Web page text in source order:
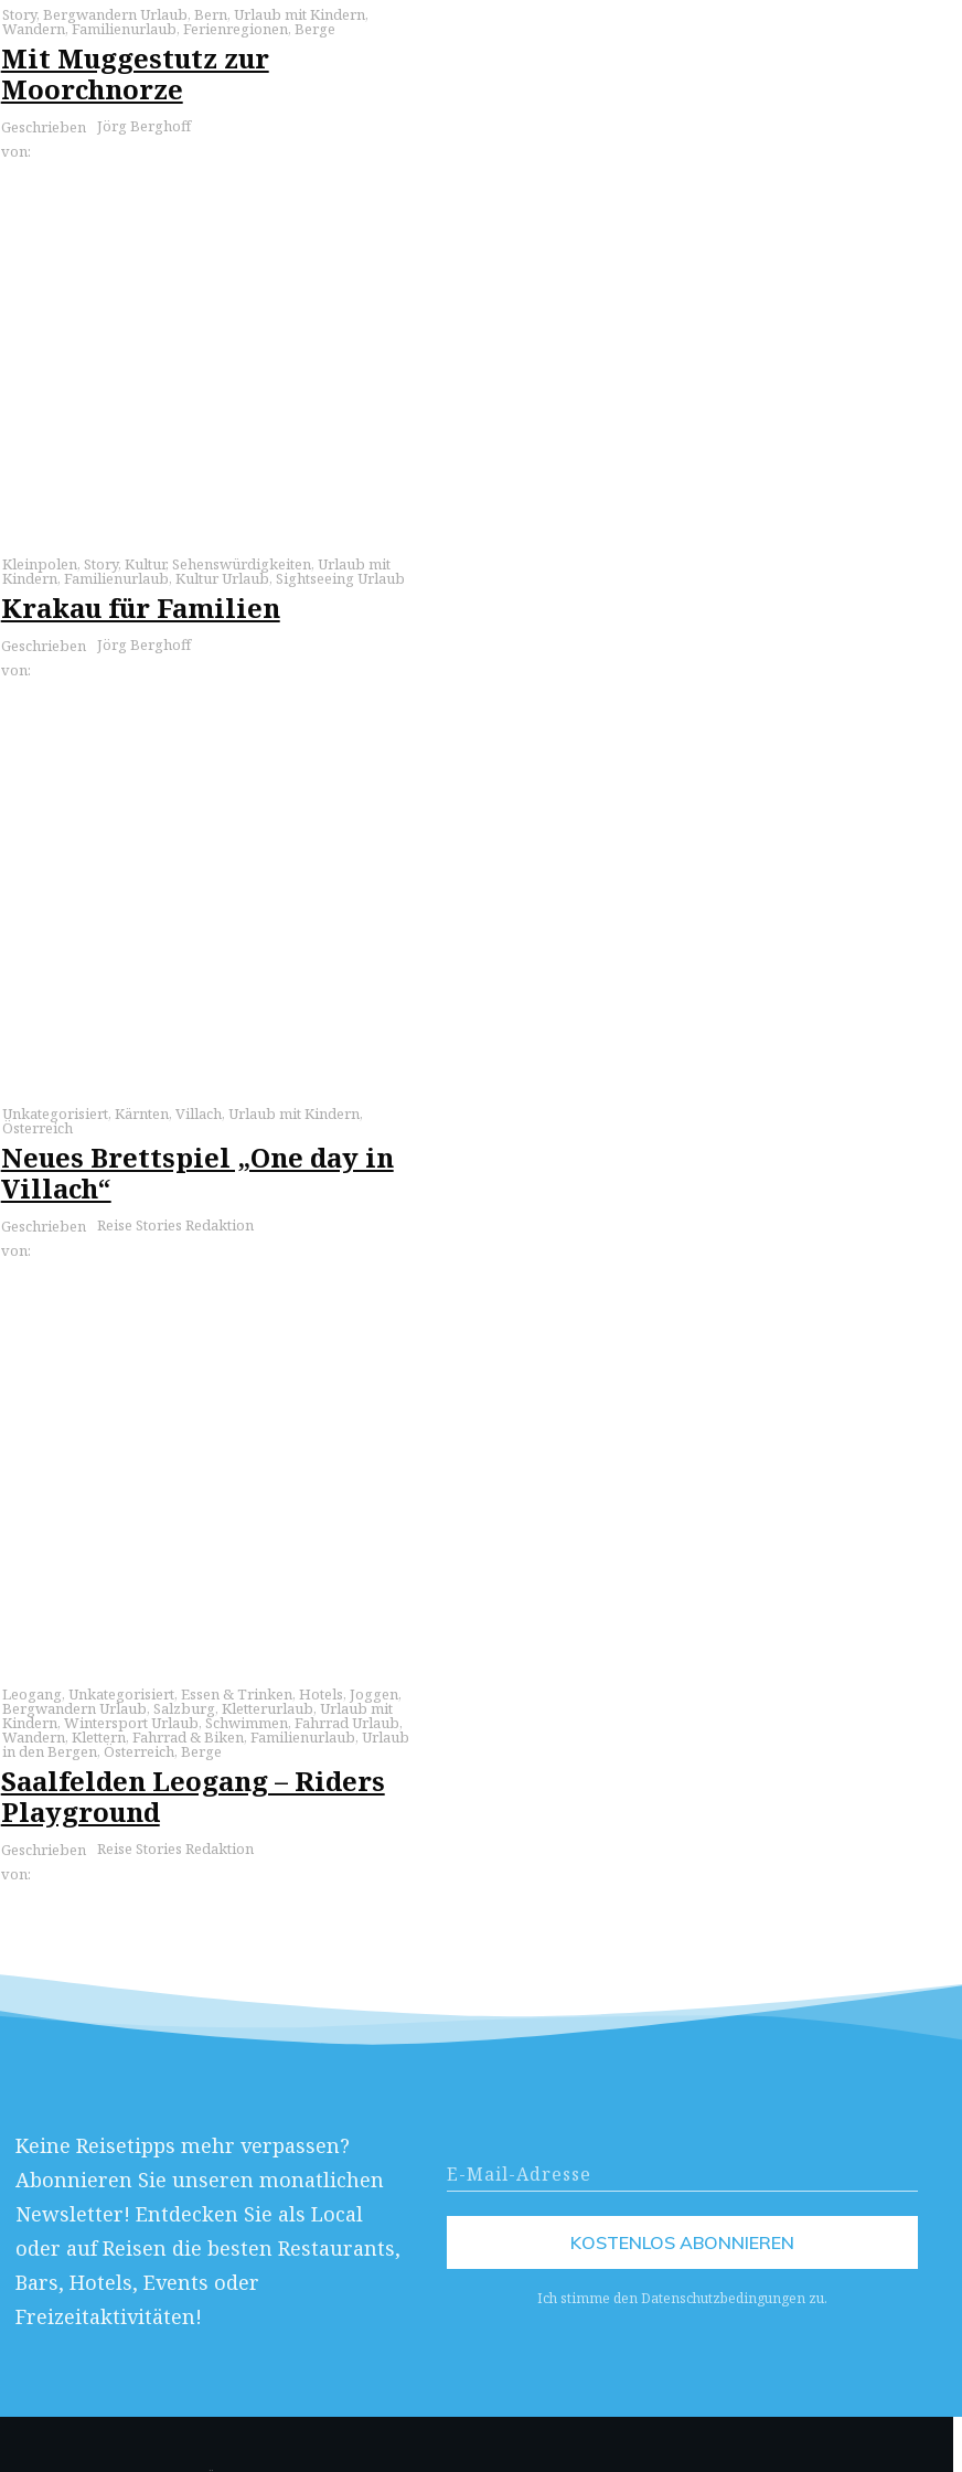
Story, Bergwandern Urlaub, Bern, Urlaub mit Kindern,
Wandern,Familienurlaub, Ferienregionen, Berge
Mit Muggestutz zur
Moorchnorze
Geschrieben
von:
Jörg Berghoff
Kleinpolen, Story, Kultur, Sehenswürdigkeiten, Urlaub mit
Kindern, Familienurlaub, Kultur Urlaub, Sightseeing Urlaub
Krakau für Familien
Geschrieben
von:
Jörg Berghoff
Unkategorisiert, Kärnten, Villach, Urlaub mit Kindern,
Österreich
Neues Brettspiel „One day in
Villach“
Geschrieben
von:
Reise Stories Redaktion
Leogang, Unkategorisiert, Essen & Trinken, Hotels, Joggen,
Bergwandern Urlaub, Salzburg, Kletterurlaub, Urlaub mit
Kindern, Wintersport Urlaub, Schwimmen, Fahrrad Urlaub,
Wandern, Klettern, Fahrrad & Biken, Familienurlaub, Urlaub
in den Bergen, Österreich, Berge
Saalfelden Leogang – Riders
Playground
Geschrieben
von:
Reise Stories Redaktion
Keine Reisetipps mehr verpassen?
Abonnieren Sie unseren monatlichen
Newsletter! Entdecken Sie als Local
oder auf Reisen die besten Restaurants,
Bars, Hotels, Events oder
Freizeitaktivitäten!
KOSTENLOS ABONNIEREN
Ich stimme den Datenschutzbedingungen zu.